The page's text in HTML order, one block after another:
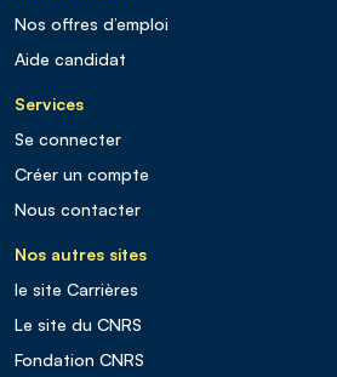
Nos offres d’emploi
Aide candidat
Services
Se connecter
Créer un compte
Nous contacter
Nos autres sites
le site Carrières
Le site du CNRS
Fondation CNRS